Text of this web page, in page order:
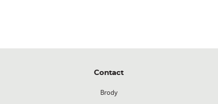
Contact
Brody